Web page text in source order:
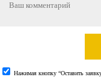
Нажимая кнопку “Оставить